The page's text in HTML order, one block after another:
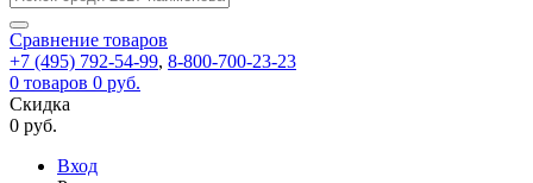
Запомнить
меня
Забыли
адрес,
перейдя
по
которой
вы
новый
для
смены
пароля.
Сменить
пользовательского
соглашения
Сравнение товаров
+7 (495) 792-54-99, 8-800-700-23-23
0 товаров 0 руб.
Скидка
0 руб.
Вход